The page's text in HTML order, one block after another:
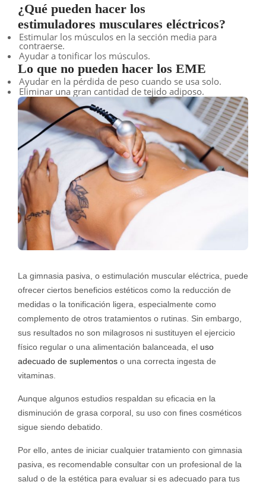
¿Qué pueden hacer los
estimuladores musculares eléctricos?
Estimular los músculos en la sección media para
contraerse.
Ayudar a tonificar los músculos.
Lo que no pueden hacer los EME
Ayudar en la pérdida de peso cuando se usa solo.
Eliminar una gran cantidad de tejido adiposo.
La gimnasia pasiva, o estimulación muscular eléctrica, puede
ofrecer ciertos beneficios estéticos como la reducción de
medidas o la tonificación ligera, especialmente como
complemento de otros tratamientos o rutinas. Sin embargo,
sus resultados no son milagrosos ni sustituyen el ejercicio
físico regular o una alimentación balanceada, el uso
adecuado de suplementos o una correcta ingesta de
vitaminas.
Aunque algunos estudios respaldan su eficacia en la
disminución de grasa corporal, su uso con fines cosméticos
sigue siendo debatido.
Por ello, antes de iniciar cualquier tratamiento con gimnasia
pasiva, es recomendable consultar con un profesional de la
salud o de la estética para evaluar si es adecuado para tus